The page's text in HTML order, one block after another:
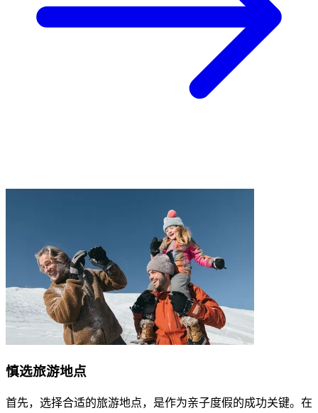
慎选旅游地点​
​​首先，选择合适的旅游地点，是作为亲子度假的成功关键。在